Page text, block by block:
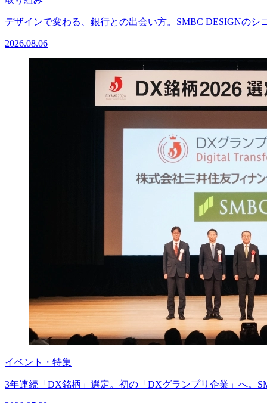
デザインで変わる、銀行との出会い方。SMBC DESIGNのシ
2026.08.06
イベント・特集
3年連続「DX銘柄」選定。初の「DXグランプリ企業」へ。